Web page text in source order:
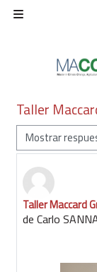
Salta al contenido
Taller
Mostrar modo
Taller Maccard
de Carlo
Número de